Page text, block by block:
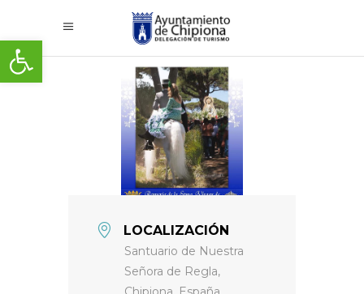
Abrir barra de herramientas
LOCALIZACIÓN
Santuario de Nuestra
Señora de Regla,